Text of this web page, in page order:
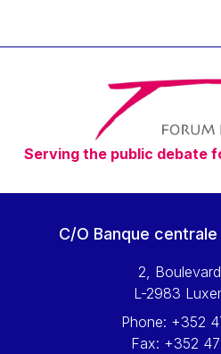
Timothy Radcliffe
Vaclav Klaus
Vassilios Skouris
Vítor Manuel da
Viviane Reding
Walter Hagg
Wolfgang Ketterle
Yossi Beillin
Serving the public debate
C/O Banque
2,
L-2983
Phone: +352
Fax: +352